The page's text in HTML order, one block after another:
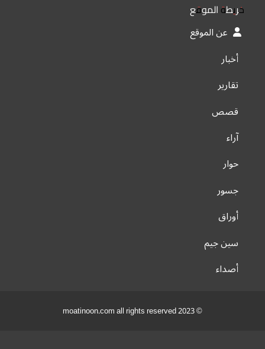
خريطة الموقع
عن الموقع
أخبار
تقارير
قصص
آراء
حوار
جسور
أوراق
سين جيم
أصداء
© 2023 moatinoon.com all rights reserved